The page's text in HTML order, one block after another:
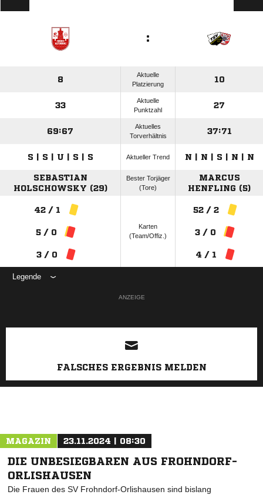
:
8
Aktuelle
Platzierung
10
33
Aktuelle
Punktzahl
27
69:67
Aktuelles
Torverhältnis
37:71
S | S | U | S | S Aktueller Trend N | N | S | N | N
SEBASTIAN
HOLSCHOWSKY (29)
Bester Torjäger
(Tore)
MARCUS
HENFLING (5)
42 / 1
5 / 0
3 / 0
Karten
(Team/Offiz.)
52 / 2
3 / 0
4 / 1
Legende
ANZEIGE
FALSCHES ERGEBNIS MELDEN
MAGAZIN 23.11.2024 | 08:30
DIE UNBESIEGBAREN AUS FROHNDORF-
ORLISHAUSEN
Die Frauen des SV Frohndorf-Orlishausen sind bislang